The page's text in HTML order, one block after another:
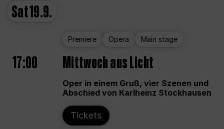
Sat19.9.
Premiere Opera Main stage
17:00 Mittwoch aus Licht
Oper in einem Gruß, vier Szenen und
Abschied von Karlheinz Stockhausen
Tickets